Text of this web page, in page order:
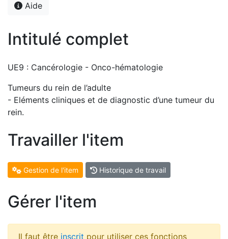
Aide
Intitulé complet
UE9 : Cancérologie - Onco-hématologie
Tumeurs du rein de l’adulte
- Eléments cliniques et de diagnostic d’une tumeur du
rein.
Travailler l'item
Gestion de l'item Historique de travail
Gérer l'item
Il faut être inscrit pour utiliser ces fonctions